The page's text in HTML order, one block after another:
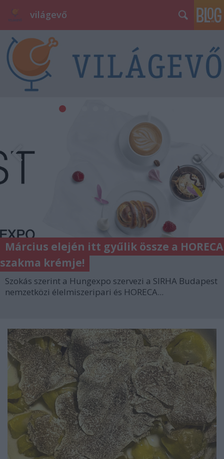
világevő
Március elején itt gyűlik össze a HORECA
szakma krémje!
Szokás szerint a Hungexpo szervezi a SIRHA Budapest
nemzetközi élelmiszeripari és HORECA...